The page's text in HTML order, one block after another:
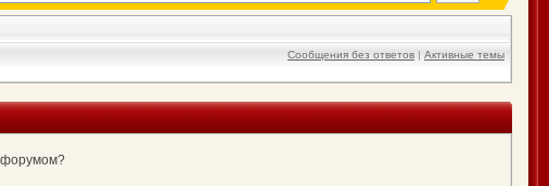
Сообщения без ответов | Активные темы
форумом?